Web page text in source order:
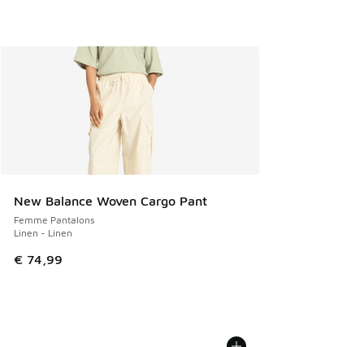
New Balance Woven Cargo Pant
Femme Pantalons
Linen - Linen
€ 74,99